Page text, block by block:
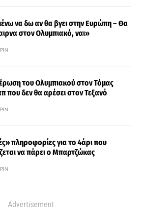
να δω αν θα βγει στην Ευρώπη – Θα
στον Ολυμπιακό, ναι»
του Ολυμπιακού στον Τόμας
που δεν θα αρέσει στον Τεξανό
πληροφορίες για το 4άρι που
να πάρει ο Μπαρτζώκας
Advertisement